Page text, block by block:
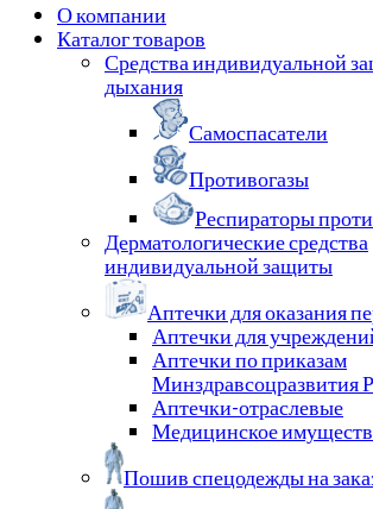
О компании
Каталог товаров
Средства индивидуальной
дыхания
Самоспасатели
Противогазы
Респираторы
Дерматологические средства
индивидуальной защиты
Аптечки для оказания
Аптечки для
Аптечки по приказам
Минздравсоцразвития
Аптечки-отраслевые
Медицинское
Пошив спецодежды на